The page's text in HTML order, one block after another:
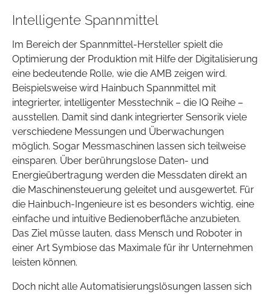
Intelligente Spannmittel
Im Bereich der Spannmittel-Hersteller spielt die
Optimierung der Produktion mit Hilfe der Digitalisierung
eine bedeutende Rolle, wie die AMB zeigen wird.
Beispielsweise wird Hainbuch Spannmittel mit
integrierter, intelligenter Messtechnik – die IQ Reihe –
ausstellen. Damit sind dank integrierter Sensorik viele
verschiedene Messungen und Überwachungen
möglich. Sogar Messmaschinen lassen sich teilweise
einsparen. Über berührungslose Daten- und
Energieübertragung werden die Messdaten direkt an
die Maschinensteuerung geleitet und ausgewertet. Für
die Hainbuch-Ingenieure ist es besonders wichtig, eine
einfache und intuitive Bedienoberfläche anzubieten.
Das Ziel müsse lauten, dass Mensch und Roboter in
einer Art Symbiose das Maximale für ihr Unternehmen
leisten können.
Doch nicht alle Automatisierungslösungen lassen sich